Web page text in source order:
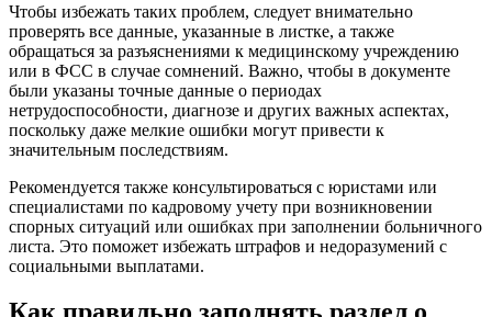
Чтобы избежать таких проблем, следует внимательно
проверять все данные, указанные в листке, а также
обращаться за разъяснениями к медицинскому учреждению
или в ФСС в случае сомнений. Важно, чтобы в документе
были указаны точные данные о периодах
нетрудоспособности, диагнозе и других важных аспектах,
поскольку даже мелкие ошибки могут привести к
значительным последствиям.
Рекомендуется также консультироваться с юристами или
специалистами по кадровому учету при возникновении
спорных ситуаций или ошибках при заполнении больничного
листа. Это поможет избежать штрафов и недоразумений с
социальными выплатами.